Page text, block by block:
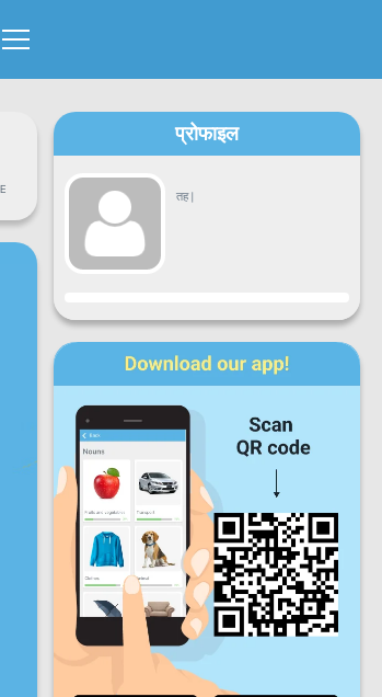
प्रोफाइल
तह|
प्रगति
सोमबार बुधबार बिहिबार
शनिबार आइतबार
दैनिक प्रगति
मासिक प्रगति